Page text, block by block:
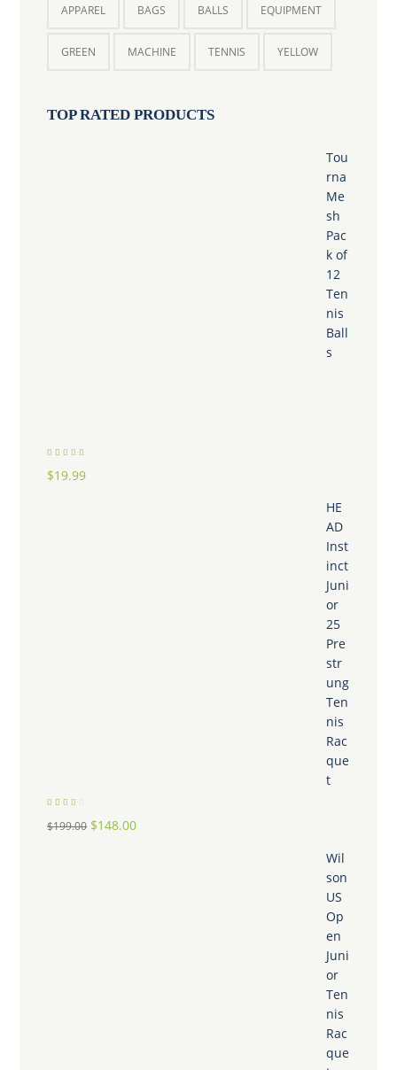
APPAREL BAGS BALLS EQUIPMENT
GREEN MACHINE TENNIS YELLOW
TOP RATED PRODUCTS
Tou
rna
Me
sh
Pac
k of
12
Ten
nis
Ball
s
mit 4.00
von 5
$19.99
HE
AD
Inst
inct
Juni
or
25
Pre
str
ung
Ten
nis
Rac
que
t
t mit
3.00
$199.00 Ursprünglicher
$148.00Aktueller
Wil
son
US
Op
en
Juni
or
Ten
nis
Rac
que